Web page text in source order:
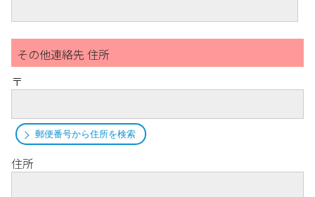
その他連絡先 住所
〒
郵便番号から住所を検索
住所